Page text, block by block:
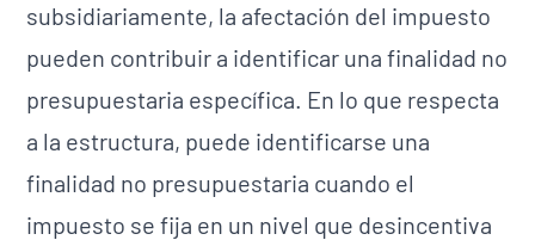
subsidiariamente, la afectación del impuesto
pueden contribuir a identificar una finalidad no
presupuestaria específica. En lo que respecta
a la estructura, puede identificarse una
finalidad no presupuestaria cuando el
impuesto se fija en un nivel que desincentiva